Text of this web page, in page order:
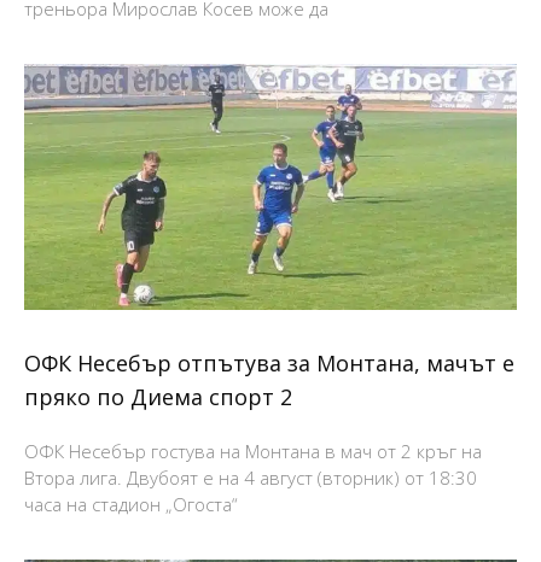
треньора Мирослав Косев може да
ОФК Несебър отпътува за Монтана, мачът е
пряко по Диема спорт 2
ОФК Несебър гостува на Монтана в мач от 2 кръг на
Втора лига. Двубоят е на 4 август (вторник) от 18:30
часа на стадион „Огоста“